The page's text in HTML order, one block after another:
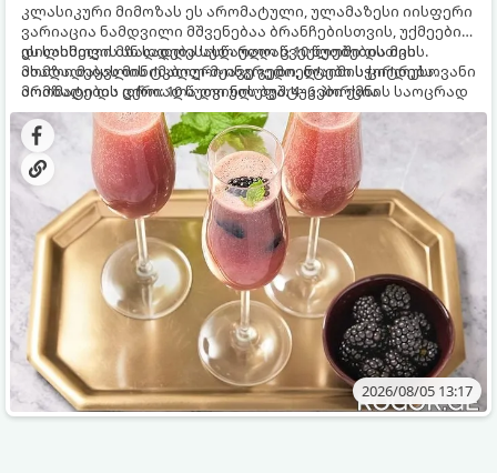
კლასიკური მიმოზას ეს არომატული, ულამაზესი იისფერი
ვარიაცია ნამდვილი მშვენებაა ბრანჩებისთვის, უქმეების
დილისთვის ან სადღესასწაულო წვეულებებისთვის.
ახალი მაყვლის ტკბილ-მჟავე გემო, ლაიმის ციტრუსოვანი
არომატი და ცქრიალა ღვინის ბუშტუკები ქმნის საოცრად
დახვეწილ და მაგრილებელ კოქტეილს.
ეს სასმელი მზადდება სულ რაღაც 10 წუთში და მის
მომზადებას მინიმალური ინგრედიენტები სჭირდება.
მომზადების დრო: 10 წუთი ულუფა: 4–6 პორცია
2026/08/05 13:17